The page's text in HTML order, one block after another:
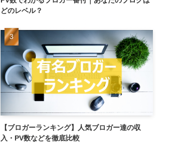
どのレベル？
【ブロガーランキング】人気ブロガー達の収
入・PV数などを徹底比較